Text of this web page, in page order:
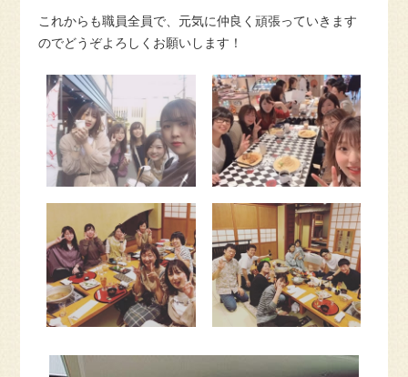
これからも職員全員で、元気に仲良く頑張っていきます
のでどうぞよろしくお願いします！